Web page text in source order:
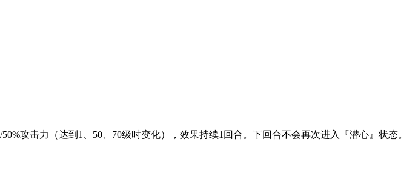
攻击力（达到1、50、70级时变化），效果持续1回合。下回合不会再次进入『潜心』状态。